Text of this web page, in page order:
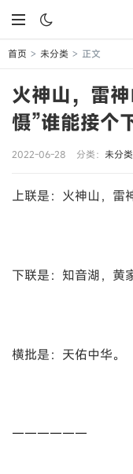
首页 > 未分类 > 正文
火神山，雷
慑”谁能接个
2022-06-28 分类： 未分类
上联是：火神山，雷
下联是：知音湖，黄
横批是：天佑中华。
一一一一一一